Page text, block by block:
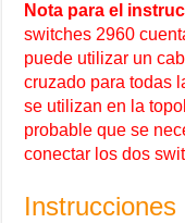
Nota para el
switches 2960
puede utilizar un
cruzado para todas
se utilizan en la
probable que se
conectar los dos
Instrucciones